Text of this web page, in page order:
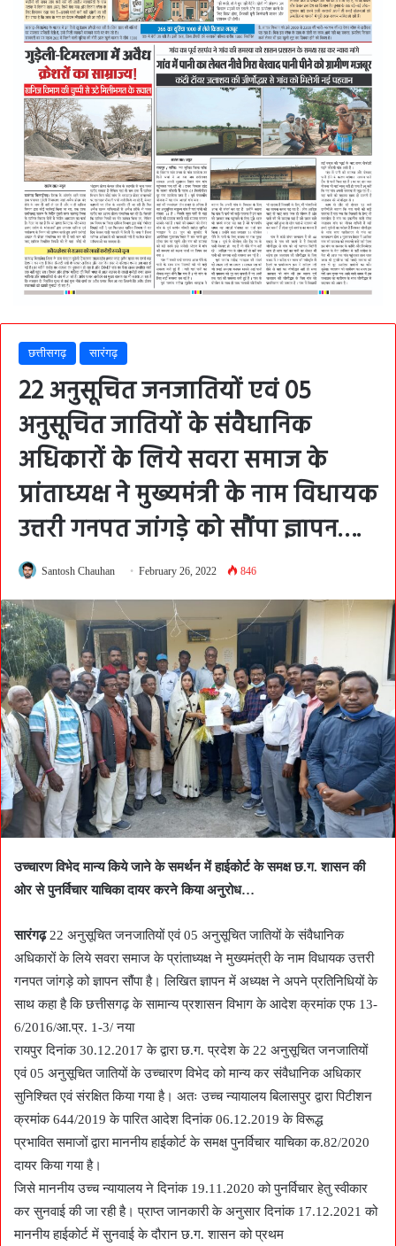
छत्तीसगढ़ सारंगढ़
22 अनुसूचित जनजातियों एवं 05
अनुसूचित जातियों के संवैधानिक
अधिकारों के लिये सवरा समाज के
प्रांताध्यक्ष ने मुख्यमंत्री के नाम विधायक
उत्तरी गनपत जांगड़े को सौंपा ज्ञापन….
Santosh Chauhan February 26, 2022 846
उच्चारण विभेद मान्य किये जाने के समर्थन में हाईकोर्ट के समक्ष छ.ग. शासन की
ओर से पुनर्विचार याचिका दायर करने किया अनुरोध…
सारंगढ़22 अनुसूचित जनजातियों एवं 05 अनुसूचित जातियों के संवैधानिक
अधिकारों के लिये सवरा समाज के प्रांताध्यक्ष ने मुख्यमंत्री के नाम विधायक उत्तरी
गनपत जांगड़े को ज्ञापन सौंपा है। लिखित ज्ञापन में अध्यक्ष ने अपने प्रतिनिधियों के
साथ कहा है कि छत्तीसगढ़ के सामान्य प्रशासन विभाग के आदेश क्रमांक एफ 13-
6/2016/आ.प्र. 1-3/ नया
रायपुर दिनांक 30.12.2017 के द्वारा छ.ग. प्रदेश के 22 अनुसूचित जनजातियों
एवं 05 अनुसूचित जातियों के उच्चारण विभेद को मान्य कर संवैधानिक अधिकार
सुनिश्चित एवं संरक्षित किया गया है। अतः उच्च न्यायालय बिलासपुर द्वारा पिटीशन
क्रमांक 644/2019 के पारित आदेश दिनांक 06.12.2019 के विरूद्ध
प्रभावित समाजों द्वारा माननीय हाईकोर्ट के समक्ष पुनर्विचार याचिका क.82/2020
दायर किया गया है।
जिसे माननीय उच्च न्यायालय ने दिनांक 19.11.2020 को पुनर्विचार हेतु स्वीकार
कर सुनवाई की जा रही है। प्राप्त जानकारी के अनुसार दिनांक 17.12.2021 को
माननीय हाईकोर्ट में सुनवाई के दौरान छ.ग. शासन को प्रथम